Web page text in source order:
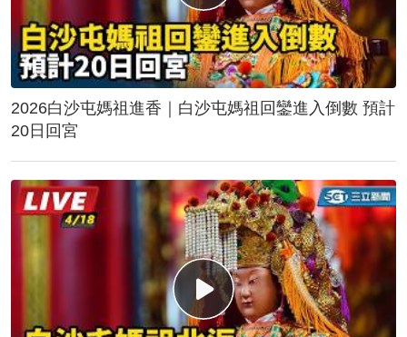
2026白沙屯媽祖進香｜白沙屯媽祖回鑾進入倒數 預計
20日回宮